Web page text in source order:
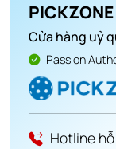
Cửa hàng uỷ
Passion
Hotline